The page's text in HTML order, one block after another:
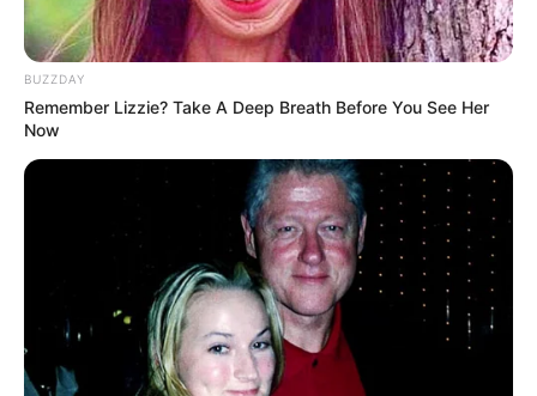
BUZZDAY
Remember Lizzie? Take A Deep Breath Before You See Her
Now